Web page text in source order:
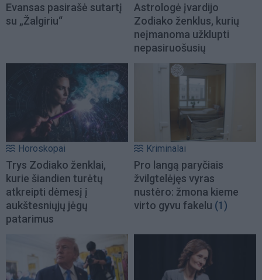
Evansas pasirašė sutartį
su „Žalgiriu“
Astrologė įvardijo
Zodiako ženklus, kurių
neįmanoma užklupti
nepasiruošusių
Horoskopai
Trys Zodiako ženklai,
kurie šiandien turėtų
atkreipti dėmesį į
aukštesniųjų jėgų
patarimus
Kriminalai
Pro langą paryčiais
žvilgtelėjęs vyras
nustėro: žmona kieme
virto gyvu fakelu (1)